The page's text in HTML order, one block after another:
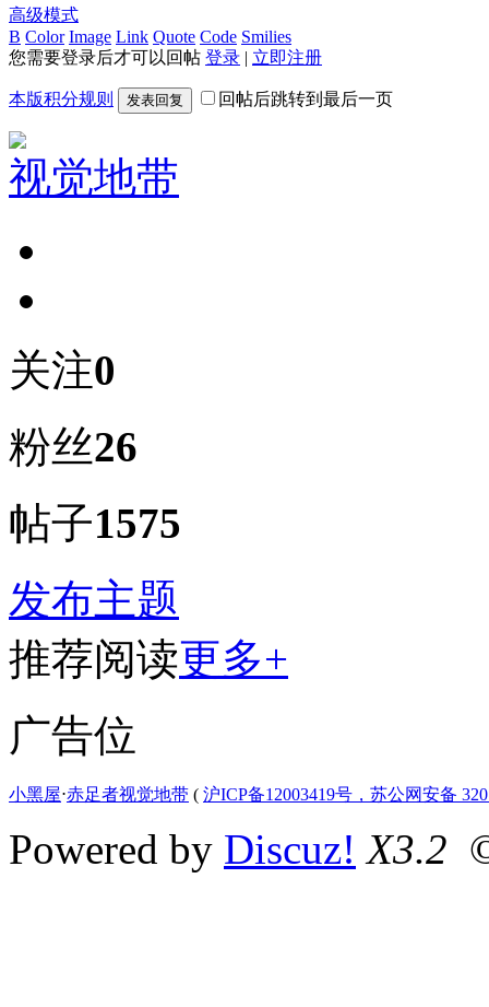
高级模式
B Color Image Link Quote Code Smilies
您需要登录后才可以回帖 登录 | 立即注册
本版积分规则 发表回复 回帖后跳转到最后一页
视觉地带
关注0
粉丝26
帖子1575
发布主题
推荐阅读更多+
广告位
小黑屋⋅赤足者视觉地带 ( 沪ICP备12003419号，苏公网安备
Powered by Discuz! X3.2